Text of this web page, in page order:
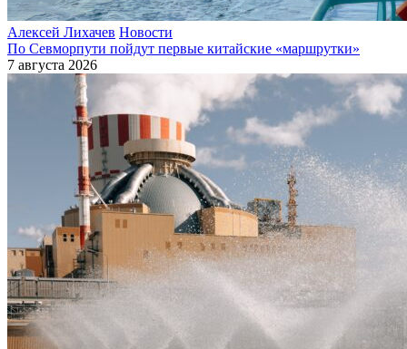
Алексей Лихачев Новости
По Севморпути пойдут первые китайские «маршрутки»
7 августа 2026